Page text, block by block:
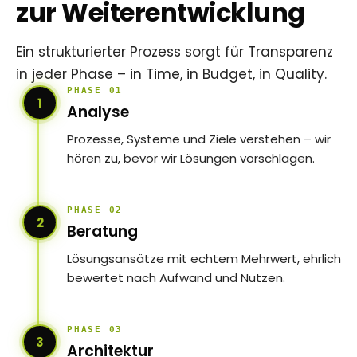
96
7
8
9
zur Weiterentwicklung
Ein strukturierter Prozess sorgt für Transparenz
in jeder Phase – in Time, in Budget, in Quality.
1
PHASE 01
Analyse
Prozesse, Systeme und Ziele verstehen – wir
hören zu, bevor wir Lösungen vorschlagen.
2
PHASE 02
Beratung
Lösungsansätze mit echtem Mehrwert, ehrlich
bewertet nach Aufwand und Nutzen.
3
PHASE 03
Architektur